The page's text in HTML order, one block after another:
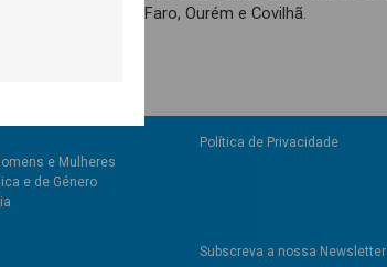
escolas de Faro, Ourém e Covilhã.
e Mulheres
e de Género
Política de Privacidade
Subscreva a nossa Newsletter